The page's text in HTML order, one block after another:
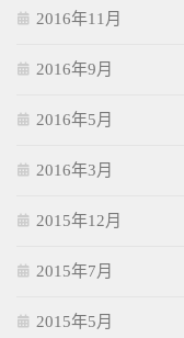
2016年11月
2016年9月
2016年5月
2016年3月
2015年12月
2015年7月
2015年5月